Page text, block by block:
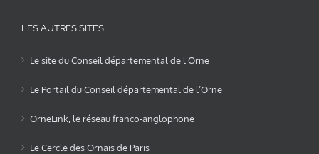
LES AUTRES SITES
Le site du Conseil départemental de l’Orne
Le Portail du Conseil départemental de l’Orne
OrneLink, le réseau franco-anglophone
Le Cercle des Ornais de Paris